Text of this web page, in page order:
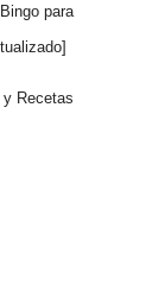
para
Recetas